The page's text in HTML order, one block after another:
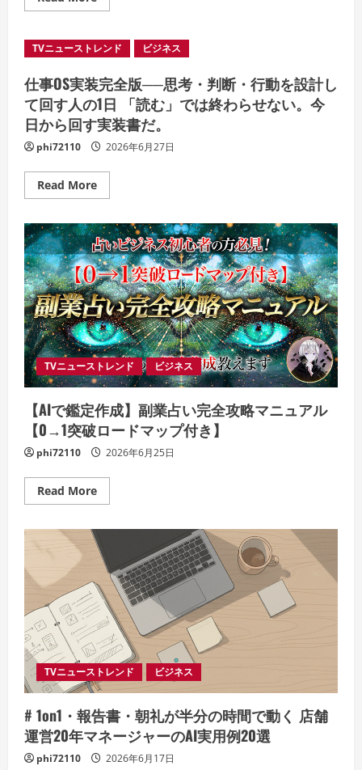
量
more
年
6
27
日
（土）
STU48
4
期
研
究
「さ
あ
未
を
探
し
に
行
こ
う
か？」
公
演
TVニューストレンド ビジネス
仕事OS実装完全版──思考・判断・行動を設計し
て回す人の1日 「読む」では終わらせない。今
日から回す実装書だ。
phi72110 2026年6月27日
Read MoreRead
more
事
OS
実
装
完
全
版
──
思
考・
判
断・
行
動
を
計
し
て
回
す
の
1
日
は
終
わ
ら
せ
な
い。
今
日
か
ら
回
す
実
書
だ。
TVニューストレンド ビジネス
【AIで鑑定作成】副業占い完全攻略マニュアル
【0→1突破ロードマップ付き】
phi72110 2026年6月25日
Read MoreRead
more
鑑
定
作
成】
副
業
占
い
完
全
攻
略
マ
ニ
ュ
ア
ル
【0→1
突
破
TVニューストレンド ビジネス
# 1on1・報告書・朝礼が半分の時間で動く 店舗
運営20年マネージャーのAI実用例20選
phi72110 2026年6月17日